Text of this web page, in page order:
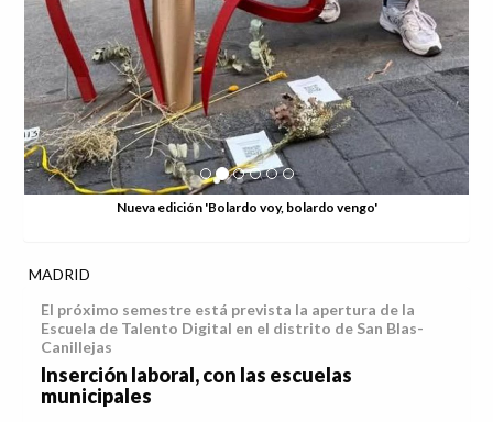
Nueva edición 'Bolardo voy, bolardo vengo'
MADRID
El próximo semestre está prevista la apertura de la
Escuela de Talento Digital en el distrito de San Blas-
Canillejas
Inserción laboral, con las escuelas
municipales